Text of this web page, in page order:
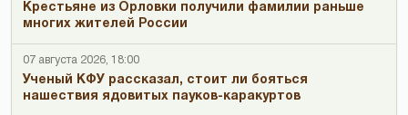
Крестьяне из Орловки получили фамилии раньше
многих жителей России
07 августа 2026, 18:00
Ученый КФУ рассказал, стоит ли бояться
нашествия ядовитых пауков-каракуртов